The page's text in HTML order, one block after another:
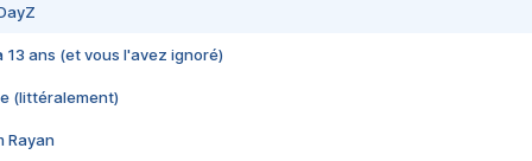
13 ans (et vous l'avez ignoré)
(littéralement)
Rayan